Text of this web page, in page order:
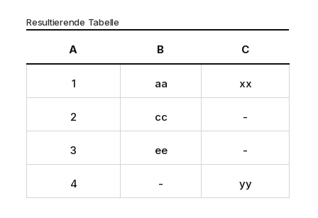
Resultierende Tabelle
A B C
1 aa xx
2 cc -
3 ee -
4 - yy